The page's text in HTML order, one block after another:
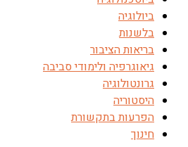
ביולוגיה
בלשנות
בריאות הציבור
גיאוגרפיה ולימודי סביבה
גרונטולוגיה
היסטוריה
הפרעות בתקשורת
חינוך